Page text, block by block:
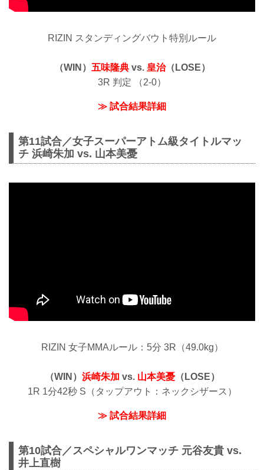
RIZIN スタンディングバウト特別ルール
（WIN） 五味隆典vs. 皇治（LOSE）
3R 判定 （2-0）
≫ 試合結果詳細
第11試合／女子スーパーアトム級タイトルマッ
チ 浜崎朱加 vs. 山本美憂
RIZIN 女子MMAルール：5分 3R（49.0kg）
（WIN） 浜崎朱加 vs. 山本美憂（LOSE）
1R 1分42秒 S（タップアウト：ネックシザース）
≫ 試合結果詳細
第10試合／スペシャルワンマッチ 元谷友貴 vs.
井上直樹